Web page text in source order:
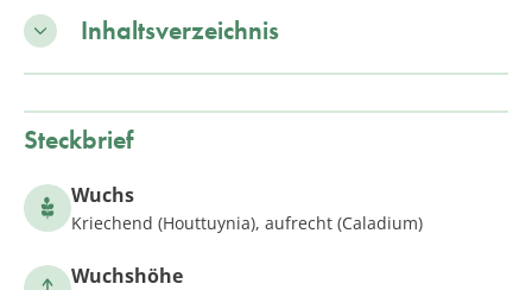
Inhaltsverzeichnis
Steckbrief
Wuchs
Kriechend (Houttuynia), aufrecht (Caladium)
Wuchshöhe